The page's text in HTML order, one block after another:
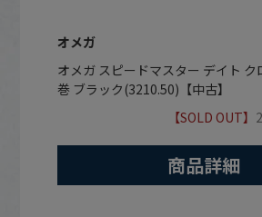
オメガ
オメガ スピードマスター デイト ク
巻 ブラック(3210.50)【中古】
【SOLD OUT】
商品詳細